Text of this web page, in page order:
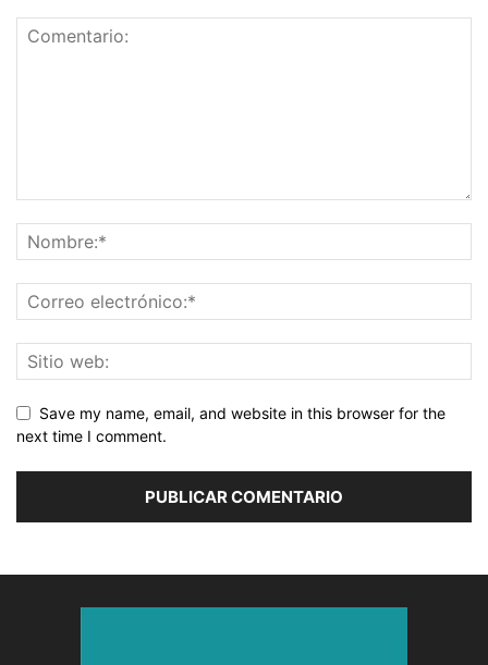
Save my name, email, and website in this browser for the
next time I comment.